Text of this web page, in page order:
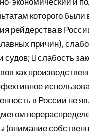
которого
рейдерства в
причин),
 слабость
как
в России не
(внимание